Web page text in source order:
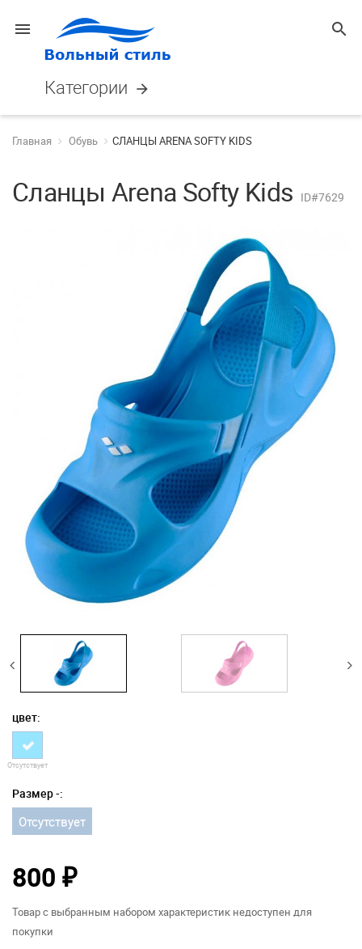
menu search
Категории arrow_forward
Главная Обувь СЛАНЦЫ ARENA SOFTY KIDS
Сланцы Arena Softy Kids ID#7629
цвет:
Отсутствует
Размер -:
Отсутствует
800 ₽
Товар с выбранным набором характеристик недоступен для
покупки